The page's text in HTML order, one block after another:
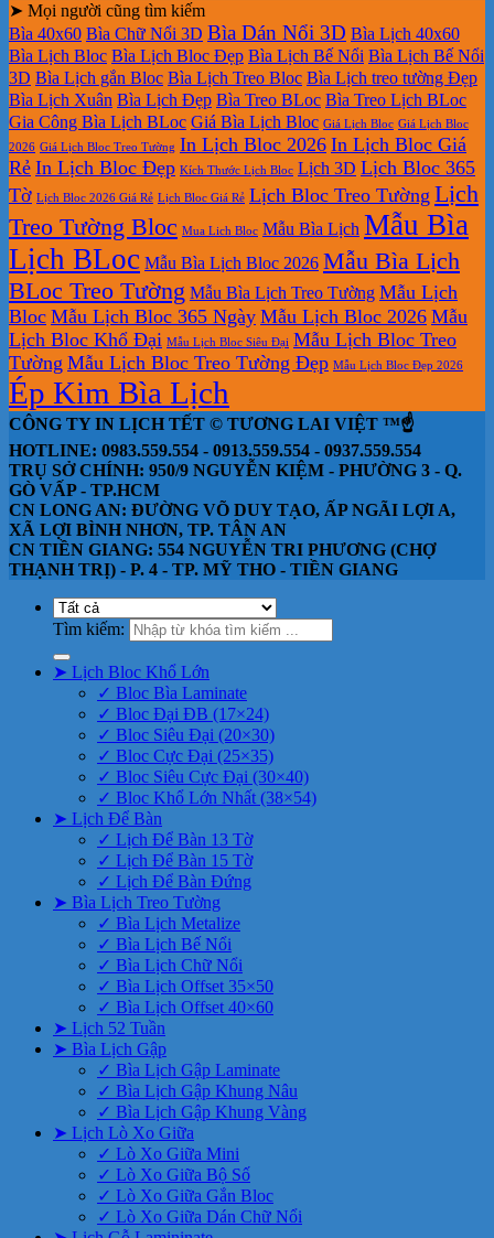
➤ Mọi người cũng tìm kiếm
Bìa 40x60 Bìa Chữ Nổi 3D Bìa Dán Nổi 3D Bìa Lịch 40x60
Bìa Lịch Bloc Bìa Lịch Bloc Đẹp Bìa Lịch Bế Nổi Bìa Lịch Bế Nổi
3D Bìa Lịch gắn Bloc Bìa Lịch Treo Bloc Bìa Lịch treo tường Đẹp
Bìa Lịch Xuân Bìa Lịch Đẹp Bìa Treo BLoc Bìa Treo Lịch BLoc
Gia Công Bìa Lịch BLoc Giá Bìa Lịch Bloc Giá Lịch Bloc Giá Lịch Bloc
2026 Giá Lịch Bloc Treo Tường In Lịch Bloc 2026 In Lịch Bloc Giá
Rẻ In Lịch Bloc Đẹp Kích Thước Lịch Bloc Lịch 3D Lịch Bloc 365
Tờ Lịch Bloc 2026 Giá Rẻ Lịch Bloc Giá Rẻ Lịch Bloc Treo Tường Lịch
Treo Tường Bloc Mua Lich Bloc Mẫu Bìa Lịch Mẫu Bìa
Lịch BLoc Mẫu Bìa Lịch Bloc 2026 Mẫu Bìa Lịch
BLoc Treo Tường Mẫu Bìa Lịch Treo Tường Mẫu Lịch
Bloc Mẫu Lịch Bloc 365 Ngày Mẫu Lịch Bloc 2026 Mẫu
Lịch Bloc Khổ Đại Mẫu Lịch Bloc Siêu Đại Mẫu Lịch Bloc Treo
Tường Mẫu Lịch Bloc Treo Tường Đẹp Mẫu Lịch Bloc Đẹp 2026
Ép Kim Bìa Lịch
CÔNG TY IN LỊCH TẾT © TƯƠNG LAI VIỆT ™☝️
HOTLINE: 0983.559.554 - 0913.559.554 - 0937.559.554
TRỤ SỞ CHÍNH: 950/9 NGUYỄN KIỆM - PHƯỜNG 3 - Q.
GÒ VẤP - TP.HCM
CN LONG AN: ĐƯỜNG VÕ DUY TẠO, ẤP NGÃI LỢI A,
XÃ LỢI BÌNH NHƠN, TP. TÂN AN
CN TIỀN GIANG: 554 NGUYỄN TRI PHƯƠNG (CHỢ
THẠNH TRỊ) - P. 4 - TP. MỸ THO - TIỀN GIANG
Tìm kiếm:
➤ Lịch Bloc Khổ Lớn
✓ Bloc Bìa Laminate
✓ Bloc Đại ĐB (17×24)
✓ Bloc Siêu Đại (20×30)
✓ Bloc Cực Đại (25×35)
✓ Bloc Siêu Cực Đại (30×40)
✓ Bloc Khổ Lớn Nhất (38×54)
➤ Lịch Để Bàn
✓ Lịch Để Bàn 13 Tờ
✓ Lịch Để Bàn 15 Tờ
✓ Lịch Để Bàn Đứng
➤ Bìa Lịch Treo Tường
✓ Bìa Lịch Metalize
✓ Bìa Lịch Bế Nổi
✓ Bìa Lịch Chữ Nổi
✓ Bìa Lịch Offset 35×50
✓ Bìa Lịch Offset 40×60
➤ Lịch 52 Tuần
➤ Bìa Lịch Gập
✓ Bìa Lịch Gập Laminate
✓ Bìa Lịch Gập Khung Nâu
✓ Bìa Lịch Gập Khung Vàng
➤ Lịch Lò Xo Giữa
✓ Lò Xo Giữa Mini
✓ Lò Xo Giữa Bộ Số
✓ Lò Xo Giữa Gắn Bloc
✓ Lò Xo Giữa Dán Chữ Nổi